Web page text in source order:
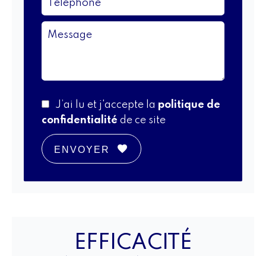
J’ai lu et j'accepte la politique de
confidentialité de ce site
ENVOYER
EFFICACITÉ